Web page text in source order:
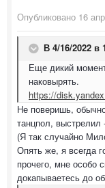
Опубликовано 16
В 4/16/2022 в
Еще дикий
наковырять.
https://
Не поверишь,
танцпол, выстрелил
(Я так случайно
Опять же, я всегда
прочего, мне особо
докапываетесь до